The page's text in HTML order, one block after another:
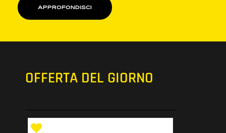
APPROFONDISCI
OFFERTA DEL GIORNO